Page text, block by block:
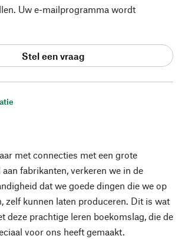
met connecties met een grote
fabrikanten, verkeren we in de
dat we goede dingen die we op
zelf kunnen laten produceren. Dit is wat
deze prachtige leren boekomslag, die de
voor ons heeft gemaakt.
Uw e-mailprogramma wordt
Stel een vraag